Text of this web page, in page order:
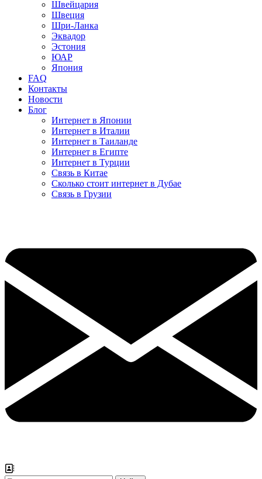
Швейцария
Швеция
Шри-Ланка
Эквадор
Эстония
ЮАР
Япония
FAQ
Контакты
Новости
Блог
Интернет в Японии
Интернет в Италии
Интернет в Таиланде
Интернет в Египте
Интернет в Турции
Связь в Китае
Сколько стоит интернет в Дубае
Связь в Грузии